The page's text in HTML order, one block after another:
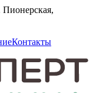
Пионерская,
Контакты